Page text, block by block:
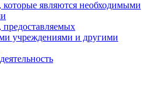
которые являются необходимыми
предоставляемых
учреждениями и другими